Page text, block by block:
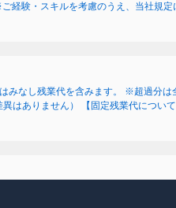
験・スキルを考慮のうえ、当社規定
なし残業代を含みます。 ※超過分は
ありません） 【固定残業代につい